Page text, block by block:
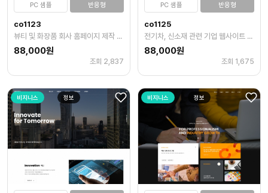
PC 샘플 반응형
co1123
뷰티 및 화장품 회사 홈페이지 제작 템플릿
88,000원
조회 2,837
PC 샘플 반응형
co1125
전기차, 신소재 관련 기업 웹사이트 템플릿
88,000원
조회 1,675
정보
비지니스 정보
비지니스